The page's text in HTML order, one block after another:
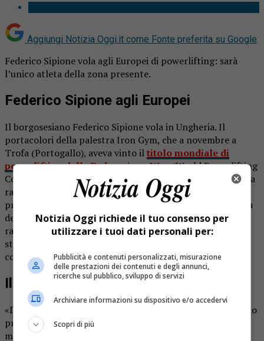
Aggiungi Notizia Oggi.it come Fonte preferita su Google
Federico Sipione vola agli Europei di powerlifting: sarà
l’unico atleta della zona presente.
Federico Sipione agli Europei
Il borgosesiano Federico Sipione vola in Ungheria. Il
portacolori della palestra Iron Gym, che a novembre a
Trofa (Portogallo), aveva vinto iltitolo mondiale di
powerlifting della Federazione Wpc(World Powerlifting
Congress), nei prossimi giorni sarà di scena agli Europei. La
rassegna continentale, organizzata sempre da Wpc, è in
programma da oggi a sabato a Kiskunfélegyháza, cittadina
dell’Ungheria meridionale. Sipione sarà uno dei 30
rappresentanti del Team Italia che gareggeranno, ma
stavolta non sarà accompagnato da altri atleti della zona,
come era accaduto in occasione dei Mondiali.
Il titolo
«Dovrò fare tutto da solo – spiega -, ma naturalmente sono
pronto a dare il massimo di me stesso come sempre. Non
mi dispiacerebbe portare via il titolo europeo Master 1
Notizia Oggi richiede il tuo consenso per
utilizzare i tuoi dati personali per:
Pubblicità e contenuti personalizzati, misurazione
delle prestazioni dei contenuti e degli annunci,
ricerche sul pubblico, sviluppo di servizi
Archiviare informazioni su dispositivo e/o accedervi
Scopri di più